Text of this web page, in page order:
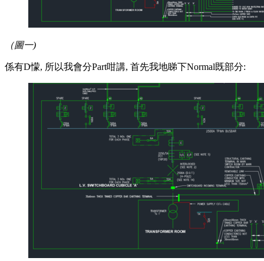
（圖一)
係有D懞, 所以我會分Part咁講, 首先我地睇下Normal既部分: